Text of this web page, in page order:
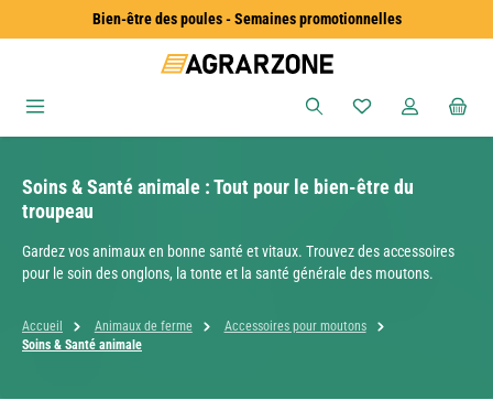
Passer au contenu principalBien-être des poules - Semaines promotionnelles
Vous avez 0
Soins & Santé animale : Tout pour le bien-être du
troupeau
Gardez vos animaux en bonne santé et vitaux. Trouvez des accessoires
pour le soin des onglons, la tonte et la santé générale des moutons.
Accueil Animaux de ferme
Accessoires pour moutons
Soins & Santé animale